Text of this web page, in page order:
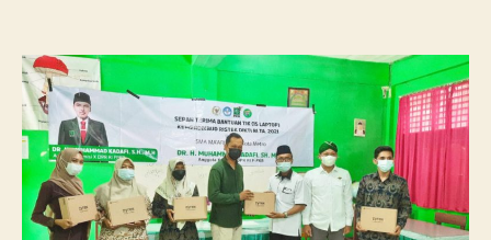
Ma’arif
1
Metro
Satu-
Satunya
Sekolah
Swasta
Penerima